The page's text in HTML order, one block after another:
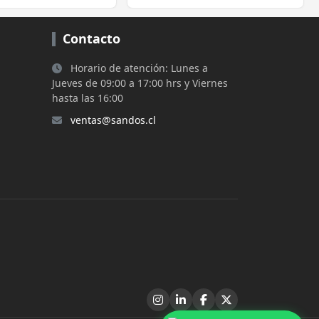
Contacto
Horario de atención: Lunes a
Jueves de 09:00 a 17:00 hrs y Viernes
hasta las 16:00
ventas@sandos.cl